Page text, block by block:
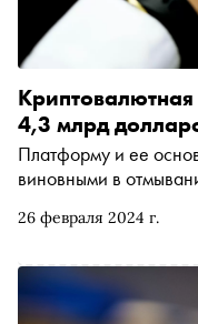
26 февраля 2024 г.
4,3 млрд
Платформу и ее
виновными в